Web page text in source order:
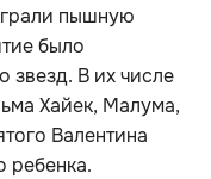
пышную
было
звезд. В их числе
Хайек, Малума,
Валентина
ребенка.